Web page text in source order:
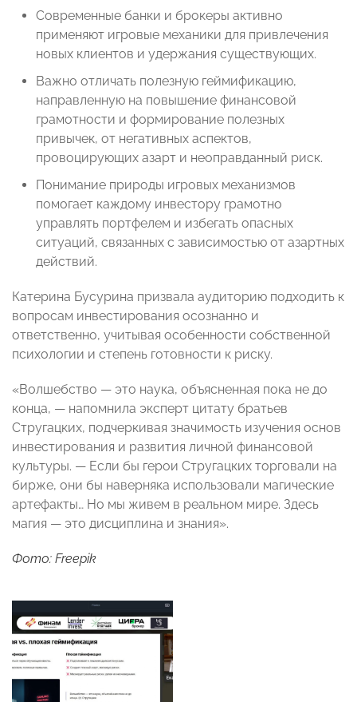
Современные банки и брокеры активно
применяют игровые механики для привлечения
новых клиентов и удержания существующих.
Важно отличать полезную геймификацию,
направленную на повышение финансовой
грамотности и формирование полезных
привычек, от негативных аспектов,
провоцирующих азарт и неоправданный риск.
Понимание природы игровых механизмов
помогает каждому инвестору грамотно
управлять портфелем и избегать опасных
ситуаций, связанных с зависимостью от азартных
действий.
Катерина Бусурина призвала аудиторию подходить к
вопросам инвестирования осознанно и
ответственно, учитывая особенности собственной
психологии и степень готовности к риску.
«Волшебство — это наука, объясненная пока не до
конца, — напомнила эксперт цитату братьев
Стругацких, подчеркивая значимость изучения основ
инвестирования и развития личной финансовой
культуры. — Если бы герои Стругацких торговали на
бирже, они бы наверняка использовали магические
артефакты… Но мы живем в реальном мире. Здесь
магия — это дисциплина и знания».
Фото: Freepik